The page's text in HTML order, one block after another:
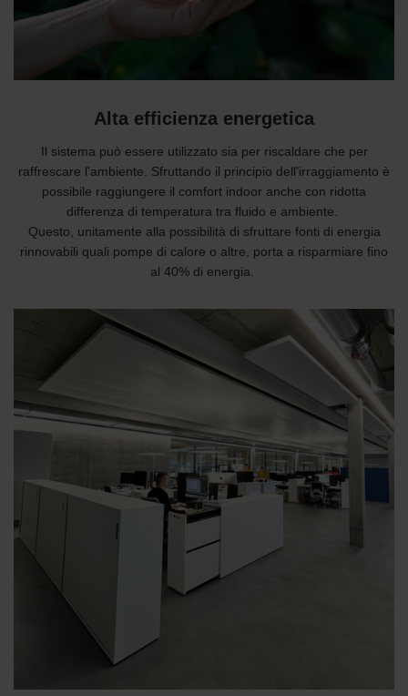
Alta efficienza energetica
Il sistema può essere utilizzato sia per riscaldare che per
raffrescare l'ambiente. Sfruttando il principio dell'irraggiamento è
possibile raggiungere il comfort indoor anche con ridotta
differenza di temperatura tra fluido e ambiente.
Questo, unitamente alla possibilità di sfruttare fonti di energia
rinnovabili quali pompe di calore o altre, porta a risparmiare fino
al 40% di energia.